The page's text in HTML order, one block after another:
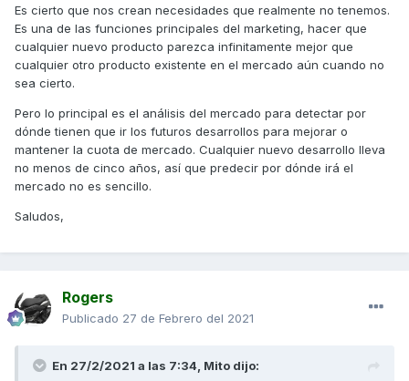
Es cierto que nos crean necesidades que realmente no tenemos.
Es una de las funciones principales del marketing, hacer que
cualquier nuevo producto parezca infinitamente mejor que
cualquier otro producto existente en el mercado aún cuando no
sea cierto.
Pero lo principal es el análisis del mercado para detectar por
dónde tienen que ir los futuros desarrollos para mejorar o
mantener la cuota de mercado. Cualquier nuevo desarrollo lleva
no menos de cinco años, así que predecir por dónde irá el
mercado no es sencillo.
Saludos,
Rogers
Publicado 27 de Febrero del 2021
En 27/2/2021 a las 7:34, Mito dijo: